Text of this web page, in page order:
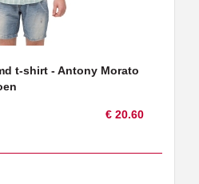
t-shirt - Antony Morato
€ 20.60